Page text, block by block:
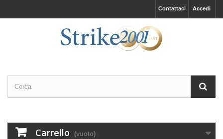
Accedi
Contattaci
Carrello (vuoto)